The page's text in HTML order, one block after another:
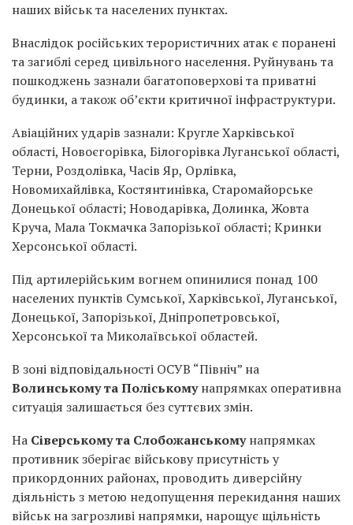
наших військ та населених пунктах.
Внаслідок російських терористичних атак є поранені
та загиблі серед цивільного населення. Руйнувань та
пошкоджень зазнали багатоповерхові та приватні
будинки, а також об’єкти критичної інфраструктури.
Авіаційних ударів зазнали: Кругле Харківської
області, Новоєгорівка, Білогорівка Луганської області,
Терни, Роздолівка, Часів Яр, Орлівка,
Новомихайлівка, Костянтинівка, Старомайорське
Донецької області; Новодарівка, Долинка, Жовта
Круча, Мала Токмачка Запорізької області; Кринки
Херсонської області.
Під артилерійським вогнем опинилися понад 100
населених пунктів Сумської, Харківської, Луганської,
Донецької, Запорізької, Дніпропетровської,
Херсонської та Миколаївської областей.
В зоні відповідальності ОСУВ “Північ” на
Волинському та Поліськомунапрямках оперативна
ситуація залишається без суттєвих змін.
На Сіверському та Слобожанськомунапрямках
противник зберігає військову присутність у
прикордонних районах, проводить диверсійну
діяльність з метою недопущення перекидання наших
військ на загрозливі напрямки, нарощує щільність